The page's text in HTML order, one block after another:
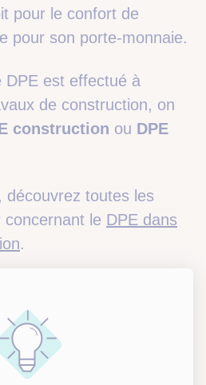
pour le confort de
pour son porte-monnaie.
DPE est effectué à
de construction, on
construction ou DPE
découvrez toutes les
le DPE dans
.